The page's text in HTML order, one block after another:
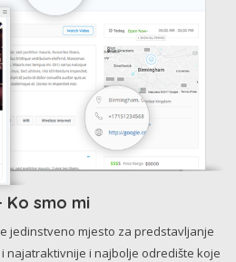
Ko smo mi
jedinstveno mjesto za predstavljanje
najatraktivnije i najbolje odredište koje